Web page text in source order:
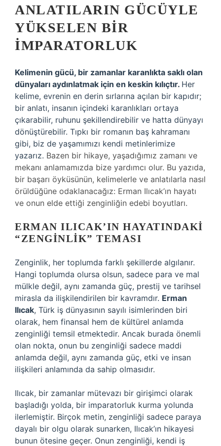
ANLATILARIN GÜCÜYLE
YÜKSELEN BIR
İMPARATORLUK
Kelimenin gücü, bir zamanlar karanlıkta saklı olan
dünyaları aydınlatmak için en keskin kılıçtır. Her
kelime, evrenin en derin sırlarına açılan bir kapıdır;
bir anlatı, insanın içindeki karanlıkları ortaya
çıkarabilir, ruhunu şekillendirebilir ve hatta dünyayı
dönüştürebilir. Tıpkı bir romanın baş kahramanı
gibi, biz de yaşamımızı kendi metinlerimize
yazarız. Bazen bir hikaye, yaşadığımız zamanı ve
mekanı anlamamızda bize yardımcı olur. Bu yazıda,
bir başarı öyküsünün, kelimelerle ve anlatılarla nasıl
örüldüğüne odaklanacağız: Erman Ilıcak’ın hayatı
ve onun elde ettiği zenginliğin edebi boyutları.
ERMAN ILICAK’IN HAYATINDAKI
“ZENGINLIK” TEMASI
Zenginlik, her toplumda farklı şekillerde algılanır.
Hangi toplumda olursa olsun, sadece para ve mal
mülkle değil, aynı zamanda güç, prestij ve tarihsel
mirasla da ilişkilendirilen bir kavramdır. Erman
Ilıcak, Türk iş dünyasının sayılı isimlerinden biri
olarak, hem finansal hem de kültürel anlamda
zenginliği temsil etmektedir. Ancak burada önemli
olan nokta, onun bu zenginliği sadece maddi
anlamda değil, aynı zamanda güç, etki ve insan
ilişkileri anlamında da sahip olmasıdır.
Ilıcak, bir zamanlar mütevazı bir girişimci olarak
başladığı yolda, bir imparatorluk kurma yolunda
ilerlemiştir. Birçok metin, zenginliği sadece paraya
dayalı bir olgu olarak sunarken, Ilıcak’ın hikayesi
bunun ötesine geçer. Onun zenginliği, kendi iş